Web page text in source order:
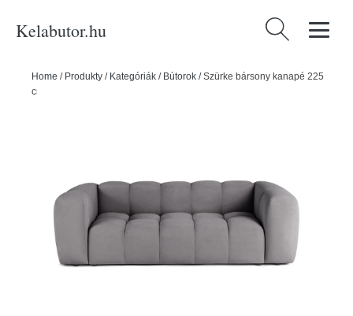
Kelabutor.hu Keresés:
Home / Produkty / Kategóriák / Bútorok /Szürke bársony kanapé 225
cm Cube – Bonami Selection